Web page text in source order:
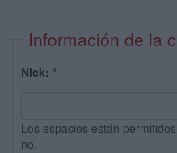
Información de la
Nick: *
Los espacios están
no.